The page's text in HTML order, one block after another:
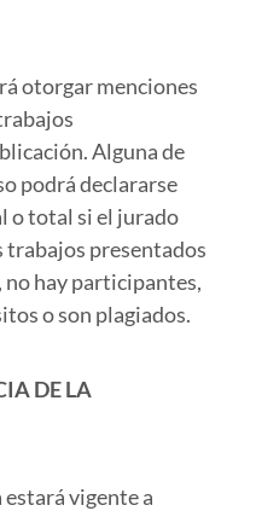
otorgar menciones
Alguna de
podrá declararse
o total si el jurado
trabajos presentados
hay participantes,
o son plagiados.
DE LA
vigente a